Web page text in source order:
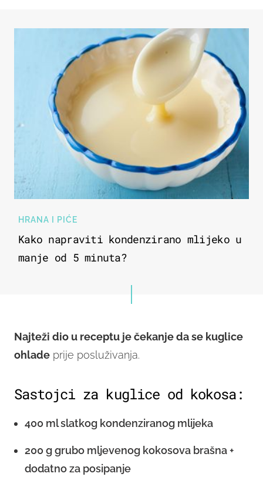
HRANA I PIĆE
Kako napraviti kondenzirano mlijeko u
manje od 5 minuta?
Najteži dio u receptu je čekanje da se kuglice
ohlade prije posluživanja.
Sastojci za kuglice od kokosa:
400 ml slatkog kondenziranog mlijeka
200 g grubo mljevenog kokosova brašna +
dodatno za posipanje